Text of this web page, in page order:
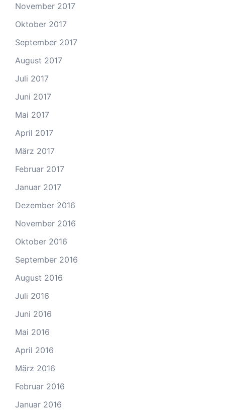
November 2017
Oktober 2017
September 2017
August 2017
Juli 2017
Juni 2017
Mai 2017
April 2017
März 2017
Februar 2017
Januar 2017
Dezember 2016
November 2016
Oktober 2016
September 2016
August 2016
Juli 2016
Juni 2016
Mai 2016
April 2016
März 2016
Februar 2016
Januar 2016